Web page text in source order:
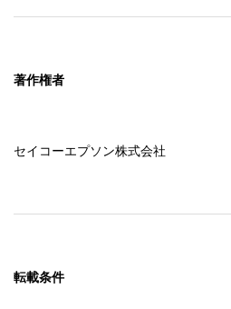
著作権者
セイコーエプソン株式会社
転載条件